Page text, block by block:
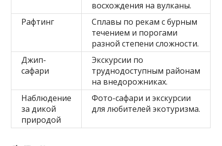
восхождения на вулканы.
Рафтинг
Сплавы по рекам с бурным
течением и порогами
разной степени сложности.
Джип-
сафари
Экскурсии по
труднодоступным районам
на внедорожниках.
Наблюдение
за дикой
природой
Фото-сафари и экскурсии
для любителей экотуризма.